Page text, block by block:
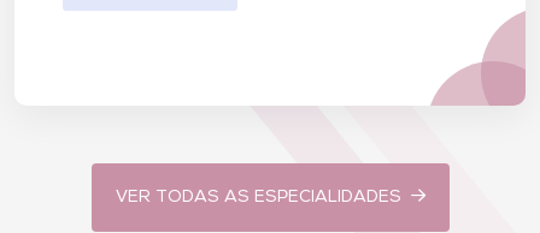
VER TODAS AS ESPECIALIDADES